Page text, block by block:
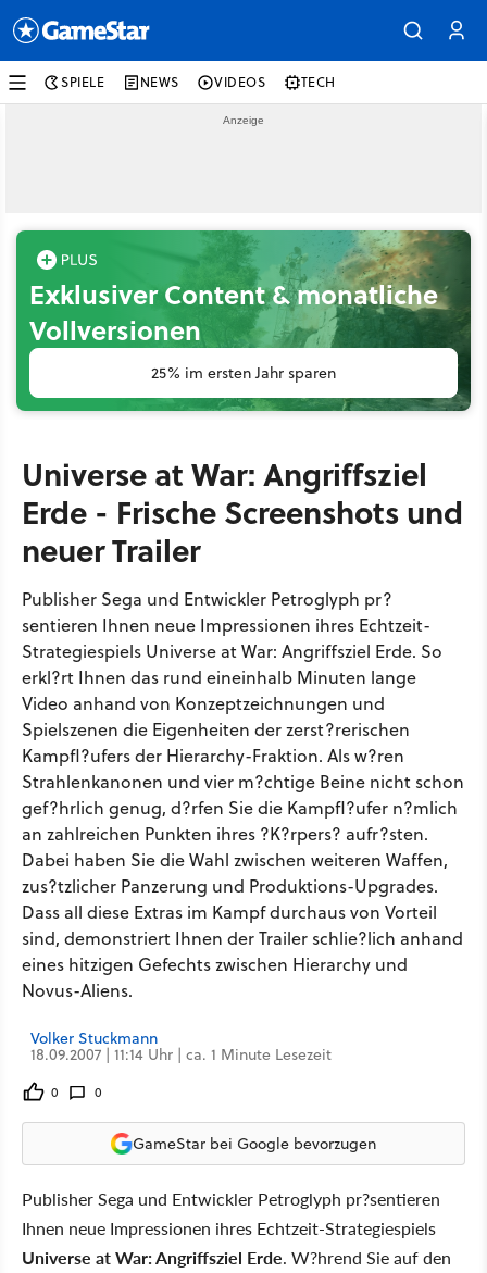
SPIELE NEWS VIDEOS TECH
Exklusiver Content & monatliche
Vollversionen
25% im ersten Jahr sparen
Universe at War: Angriffsziel
Erde - Frische Screenshots und
neuer Trailer
Publisher Sega und Entwickler Petroglyph pr?
sentieren Ihnen neue Impressionen ihres Echtzeit-
Strategiespiels Universe at War: Angriffsziel Erde. So
erkl?rt Ihnen das rund eineinhalb Minuten lange
Video anhand von Konzeptzeichnungen und
Spielszenen die Eigenheiten der zerst?rerischen
Kampfl?ufers der Hierarchy-Fraktion. Als w?ren
Strahlenkanonen und vier m?chtige Beine nicht schon
gef?hrlich genug, d?rfen Sie die Kampfl?ufer n?mlich
an zahlreichen Punkten ihres ?K?rpers? aufr?sten.
Dabei haben Sie die Wahl zwischen weiteren Waffen,
zus?tzlicher Panzerung und Produktions-Upgrades.
Dass all diese Extras im Kampf durchaus von Vorteil
sind, demonstriert Ihnen der Trailer schlie?lich anhand
eines hitzigen Gefechts zwischen Hierarchy und
Novus-Aliens.
Volker Stuckmann
18.09.2007 | 11:14 Uhr | ca. 1 Minute Lesezeit
0 0
GameStar bei Google bevorzugen
Publisher Sega und Entwickler Petroglyph pr?sentieren
Ihnen neue Impressionen ihres Echtzeit-Strategiespiels
Universe at War: Angriffsziel Erde. W?hrend Sie auf den